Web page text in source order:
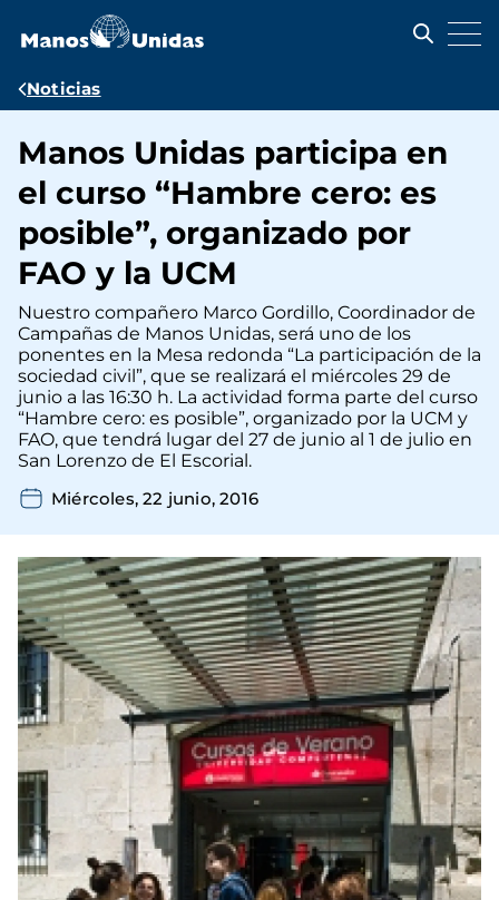
contenido
Ruta
navegación
Noticias
Manos Unidas participa en
el curso “Hambre cero: es
posible”, organizado por
FAO y la UCM
Nuestro compañero Marco Gordillo, Coordinador de
Campañas de Manos Unidas, será uno de los
ponentes en la Mesa redonda “La participación de la
sociedad civil”, que se realizará el miércoles 29 de
junio a las 16:30 h. La actividad forma parte del curso
“Hambre cero: es posible”, organizado por la UCM y
FAO, que tendrá lugar del 27 de junio al 1 de julio en
San Lorenzo de El Escorial.
Miércoles, 22 junio, 2016